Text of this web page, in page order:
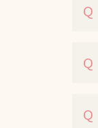
Q
Q
Q